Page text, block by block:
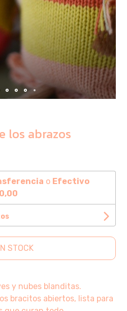
los abrazos
o Efectivo
STOCK
y nubes blanditas.
bracitos abiertos, lista para